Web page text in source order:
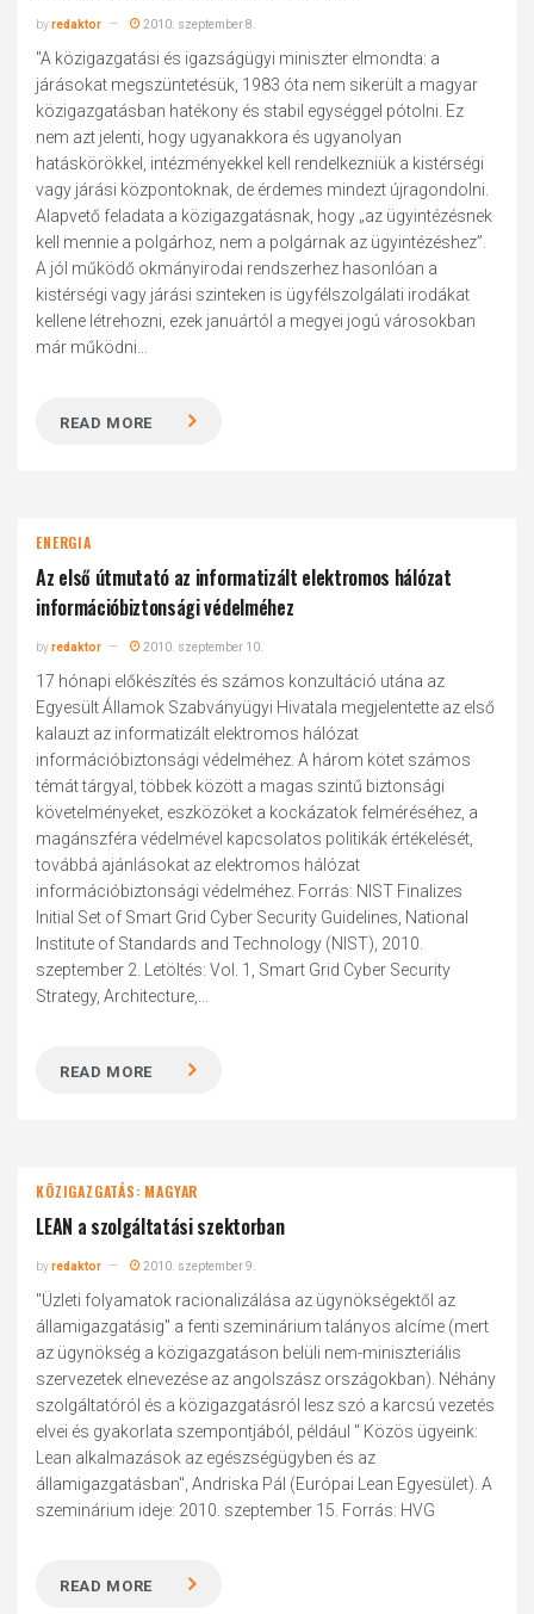
byredaktor 2010. szeptember 8.
"A közigazgatási és igazságügyi miniszter elmondta: a
járásokat megszüntetésük, 1983 óta nem sikerült a magyar
közigazgatásban hatékony és stabil egységgel pótolni. Ez
nem azt jelenti, hogy ugyanakkora és ugyanolyan
hatáskörökkel, intézményekkel kell rendelkezniük a kistérségi
vagy járási központoknak, de érdemes mindezt újragondolni.
Alapvető feladata a közigazgatásnak, hogy „az ügyintézésnek
kell mennie a polgárhoz, nem a polgárnak az ügyintézéshez”.
A jól működő okmányirodai rendszerhez hasonlóan a
kistérségi vagy járási szinteken is ügyfélszolgálati irodákat
kellene létrehozni, ezek januártól a megyei jogú városokban
már működni...
READ MORE
ENERGIA
Az első útmutató az informatizált elektromos hálózat
információbiztonsági védelméhez
byredaktor 2010. szeptember 10.
17 hónapi előkészítés és számos konzultáció utána az
Egyesült Államok Szabványügyi Hivatala megjelentette az első
kalauzt az informatizált elektromos hálózat
információbiztonsági védelméhez. A három kötet számos
témát tárgyal, többek között a magas szintű biztonsági
követelményeket, eszközöket a kockázatok felméréséhez, a
magánszféra védelmével kapcsolatos politikák értékelését,
továbbá ajánlásokat az elektromos hálózat
információbiztonsági védelméhez. Forrás: NIST Finalizes
Initial Set of Smart Grid Cyber Security Guidelines, National
Institute of Standards and Technology (NIST), 2010.
szeptember 2. Letöltés: Vol. 1, Smart Grid Cyber Security
Strategy, Architecture,...
READ MORE
KÖZIGAZGATÁS: MAGYAR
LEAN a szolgáltatási szektorban
byredaktor 2010. szeptember 9.
"Üzleti folyamatok racionalizálása az ügynökségektől az
államigazgatásig" a fenti szeminárium talányos alcíme (mert
az ügynökség a közigazgatáson belüli nem-miniszteriális
szervezetek elnevezése az angolszász országokban). Néhány
szolgáltatóról és a közigazgatásról lesz szó a karcsú vezetés
elvei és gyakorlata szempontjából, például " Közös ügyeink:
Lean alkalmazások az egészségügyben és az
államigazgatásban", Andriska Pál (Európai Lean Egyesület). A
szeminárium ideje: 2010. szeptember 15. Forrás: HVG
READ MORE